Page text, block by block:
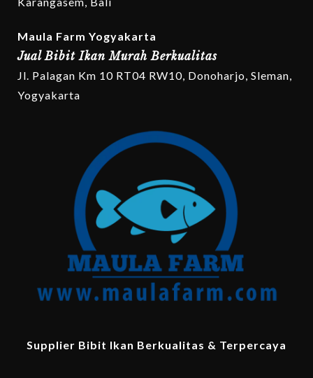
Maula Farm Yogyakarta
Jual Bibit Ikan Murah Berkualitas
Jl. Palagan Km 10 RT04 RW10, Donoharjo, Sleman,
Yogyakarta
Supplier Bibit Ikan Berkualitas & Terpercaya